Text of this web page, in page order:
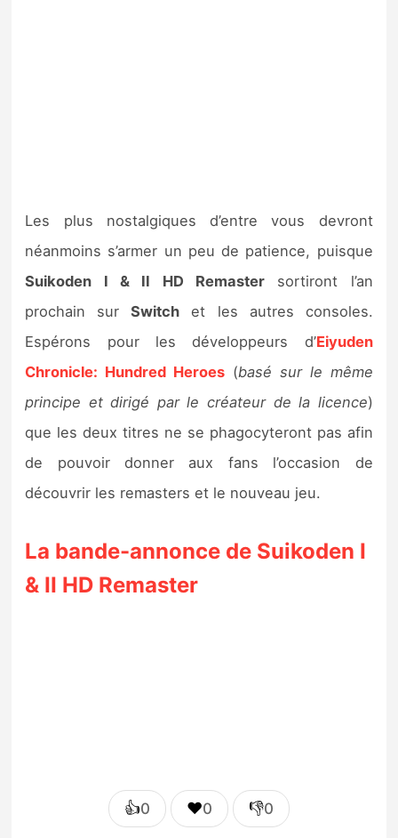
Les plus nostalgiques d’entre vous devront
néanmoins s’armer un peu de patience, puisque
Suikoden I & II HD Remaster sortiront l’an
prochain surSwitch et les autres consoles.
Espérons pour les développeurs d’Eiyuden
Chronicle: Hundred Heroes (basé sur le même
principe et dirigé par le créateur de la licence)
que les deux titres ne se phagocyteront pas afin
de pouvoir donner aux fans l’occasion de
découvrir les remasters et le nouveau jeu.
La bande-annonce de Suikoden I
& II HD Remaster
👍0 ❤️0 👎0